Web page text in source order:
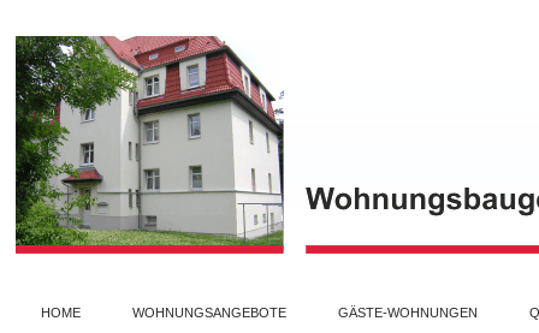
HOME WOHNUNGSANGEBOTE GÄSTE-WOHNUNGEN